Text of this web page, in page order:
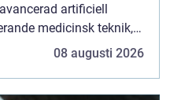
artificiell
medicinsk teknik,
08 augusti 2026